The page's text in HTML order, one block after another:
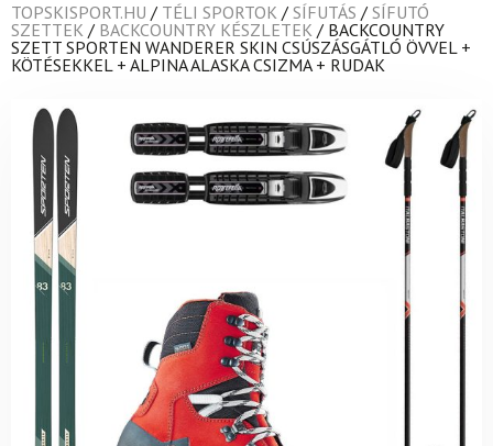
TOPSKISPORT.HU / TÉLI SPORTOK / SÍFUTÁS / SÍFUTÓ
SZETTEK / BACKCOUNTRY KÉSZLETEK / BACKCOUNTRY
SZETT SPORTEN WANDERER SKIN CSÚSZÁSGÁTLÓ ÖVVEL +
KÖTÉSEKKEL + ALPINA ALASKA CSIZMA + RUDAK